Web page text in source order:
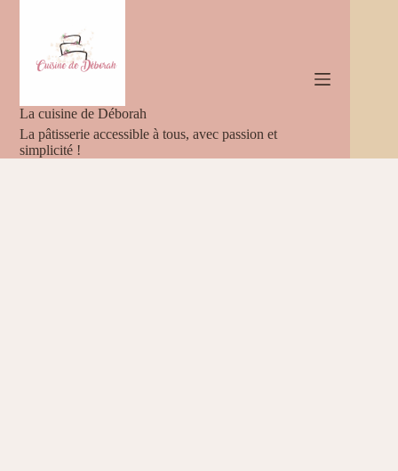
La cuisine de Déborah
La pâtisserie accessible à tous, avec passion et
simplicité !